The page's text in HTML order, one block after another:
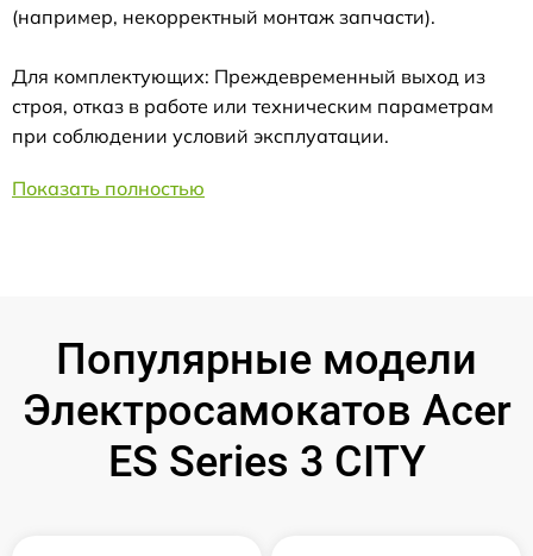
(например, некорректный монтаж запчасти).
Для комплектующих: Преждевременный выход из
строя, отказ в работе или техническим параметрам
при соблюдении условий эксплуатации.
Показать полностью
Популярные модели
Электросамокатов Acer
ES Series 3 CITY